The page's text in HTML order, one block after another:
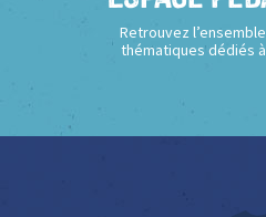
Retrouvez
thématiques dédiés